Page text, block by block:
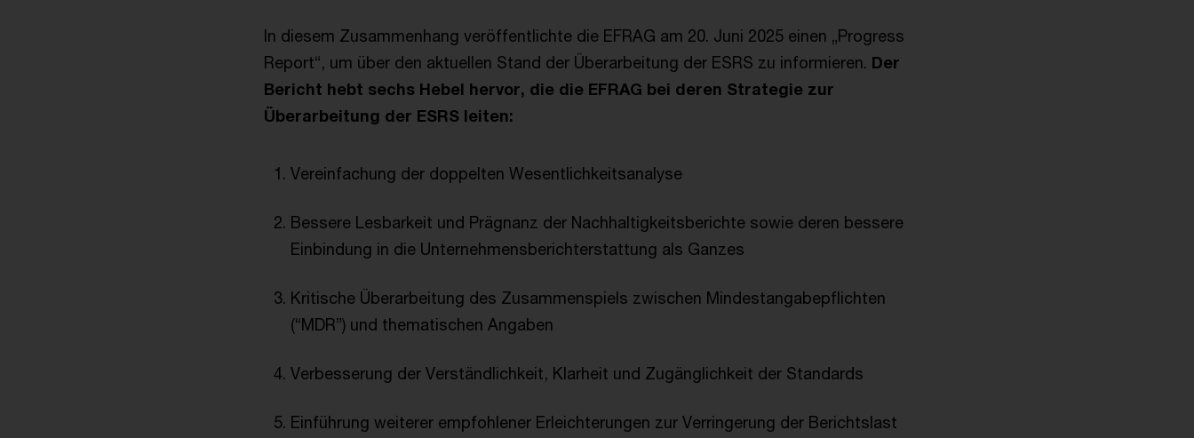
In diesem Zusammenhang veröffentlichte die EFRAG am 20. Juni 2025 einen „Progress
Report“, um über den aktuellen Stand der Überarbeitung der ESRS zu informieren. Der
Bericht hebt sechs Hebel hervor, die die EFRAG bei deren Strategie zur
Überarbeitung der ESRS leiten:
Vereinfachung der doppelten Wesentlichkeitsanalyse
Bessere Lesbarkeit und Prägnanz der Nachhaltigkeitsberichte sowie deren bessere
Einbindung in die Unternehmensberichterstattung als Ganzes
Kritische Überarbeitung des Zusammenspiels zwischen Mindestangabepflichten
(“MDR”) und thematischen Angaben
Verbesserung der Verständlichkeit, Klarheit und Zugänglichkeit der Standards
Einführung weiterer empfohlener Erleichterungen zur Verringerung der Berichtslast